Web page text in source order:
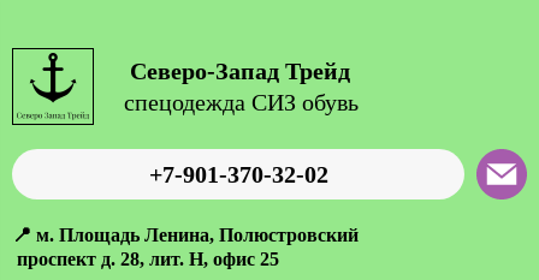
Северо-Запад Трейд
спецодежда СИЗ обувь
+7-901-370-32-02
📍 м. Площадь Ленина, Полюстровский
проспект д. 28, лит. Н, офис 25